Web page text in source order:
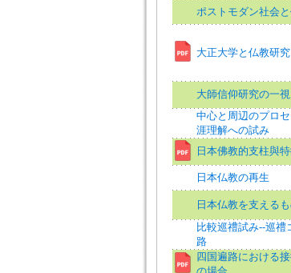
ポストモダン社会
大正大学と仏教研究
大師信仰研究の一
中心と周辺のプロ
涯理解への試み
日本佛教的支柱與
日本仏教の再生
日本仏教を支える
比較巡禮試み--巡禮
路
四国遍路における